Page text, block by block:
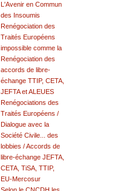
L'Avenir en Commun
des Insoumis
Renégociation des
Traités Européens
impossible comme la
Renégociation des
accords de libre-
échange TTIP, CETA,
JEFTA et ALEUES
Renégociations des
Traités Européens /
Dialogue avec la
Société Civile... des
lobbies / Accords de
libre-échange JEFTA,
CETA, TiSA, TTIP,
EU-Mercosur